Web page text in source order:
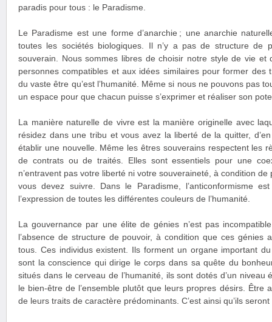
paradis pour tous : le Paradisme.
Le Paradisme est une forme d’anarchie ; une anarchie
toutes les sociétés biologiques. Il n’y a pas de structure de
souverain. Nous sommes libres de choisir notre style de vie et
personnes compatibles et aux idées similaires pour former des
du vaste être qu’est l’humanité. Même si nous ne pouvons pas
un espace pour que chacun puisse s’exprimer et réaliser son
La manière naturelle de vivre est la manière originelle avec
résidez dans une tribu et vous avez la liberté de la quitter,
établir une nouvelle. Même les êtres souverains respectent les
de contrats ou de traités. Elles sont essentiels pour une
n’entravent pas votre liberté ni votre souveraineté, à condition
vous devez suivre. Dans le Paradisme, l’anticonformisme
l’expression de toutes les différentes couleurs de l’humanité.
La gouvernance par une élite de génies n’est pas
l’absence de structure de pouvoir, à condition que ces génies
tous. Ces individus existent. Ils forment un organe important du
sont la conscience qui dirige le corps dans sa quête du
situés dans le cerveau de l’humanité, ils sont dotés d’un niveau
le bien-être de l’ensemble plutôt que leurs propres désirs. Être
de leurs traits de caractère prédominants. C’est ainsi qu’ils